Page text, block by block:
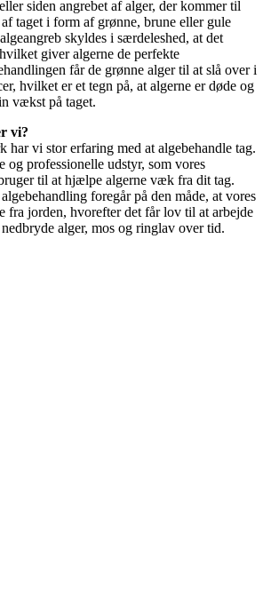
siden angrebet af alger, der kommer til
taget i form af grønne, brune eller gule
skyldes i særdeleshed, at det
giver algerne de perfekte
får de grønne alger til at slå over i
hvilket er et tegn på, at algerne er døde og
vækst på taget.
vi?
har vi stor erfaring med at algebehandle tag.
og professionelle udstyr, som vores
til at hjælpe algerne væk fra dit tag.
foregår på den måde, at vores
fra jorden, hvorefter det får lov til at arbejde
alger, mos og ringlav over tid.